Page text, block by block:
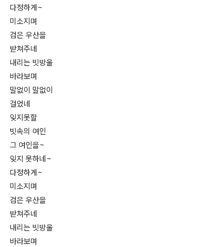
다정하게~
미소지며
검은 우산을
받쳐주네
내리는 빗방울
바라보며
말없이 말없이
걸었네
잊지못할
빗속의 여인
그 여인을~
잊지 못하네~
다정하게~
미소지며
검은 우산을
받쳐주네
내리는 빗방울
바라보며